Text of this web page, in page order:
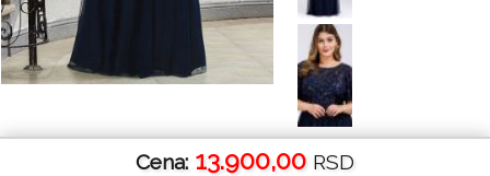
Cena: 13.900,00 RSD